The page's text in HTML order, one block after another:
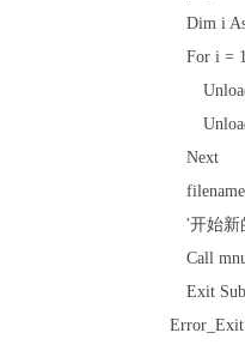
Dim i
For i = 1
Unload
Unload
Next
filename
'开始新
Call
Exit Sub